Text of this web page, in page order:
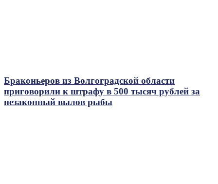
Браконьеров из Волгоградской области
приговорили к штрафу в 500 тысяч рублей за
незаконный вылов рыбы